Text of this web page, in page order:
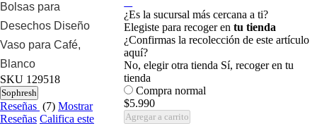
Bolsas para
Desechos Diseño
Vaso para Café,
Blanco
SKU 129518
Sophresh
Reseñas (7) Mostrar
Reseñas Califica este
¿Es la sucursal más cercana a ti?
Elegiste para recoger entu tienda
¿Confirmas la recolección de este artículo
aquí?
No, elegir otra tienda Sí, recoger en tu
tienda
Compra normal
$5.990
Agregar a carrito